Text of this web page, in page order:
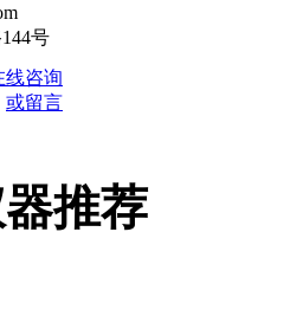
号
推荐